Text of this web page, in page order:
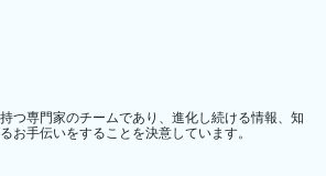
つ専門家のチームであり、進化し続ける情報、知
お手伝いをすることを決意しています。